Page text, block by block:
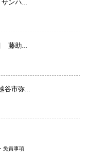
ンハ...
藤助...
市弥...
免責事項